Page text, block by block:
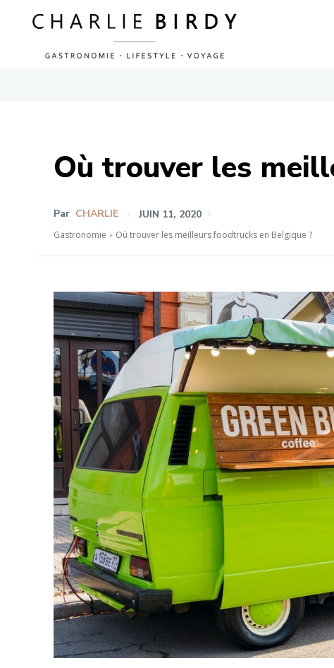
Où trouver les
Par CHARLIE JUIN 11, 2020
Gastronomie Où trouver les meilleurs foodtrucks en Belgique ?